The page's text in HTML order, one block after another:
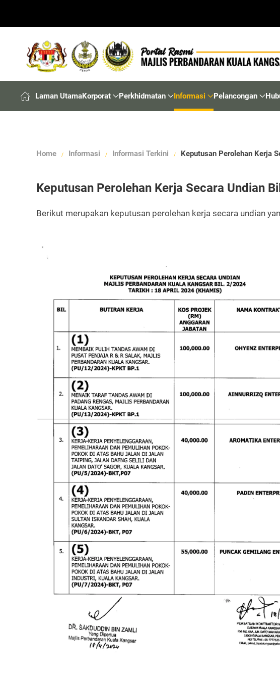
Laman UtamaKorporat Perkhidmatan Informasi Pelancongan
Home Informasi Informasi Terkini Keputusan Perolehan Kerja
Keputusan Perolehan Kerja Secara Undian
Berikut merupakan keputusan perolehan kerja secara undian